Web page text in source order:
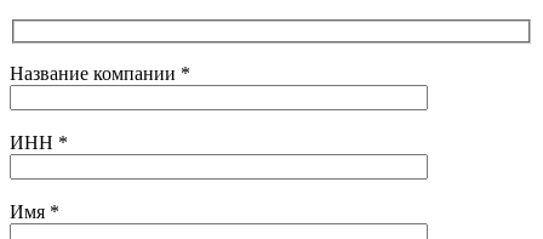
Название компании *
ИНН *
Имя *